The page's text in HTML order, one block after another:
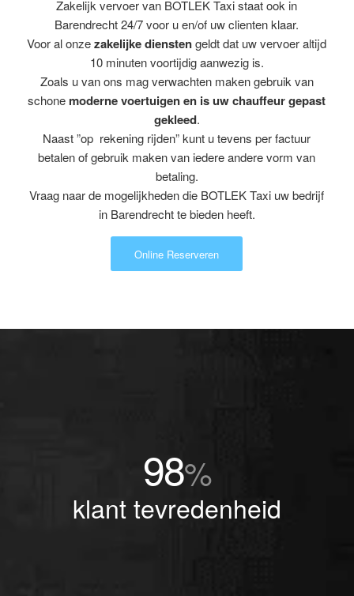
Zakelijk vervoer van BOTLEK Taxi staat ook in
Barendrecht 24/7 voor u en/of uw clienten klaar.
Voor al onzezakelijke dienstengeldt dat uw vervoer altijd
10 minuten voortijdig aanwezig is.
Zoals u van ons mag verwachten maken gebruik van
schone moderne voertuigen en is uw chauffeur gepast
gekleed.
Naast ”op rekening rijden” kunt u tevens per factuur
betalen of gebruik maken van iedere andere vorm van
betaling.
Vraag naar de mogelijkheden die BOTLEK Taxi uw bedrijf
in Barendrecht te bieden heeft.
Online Reserveren
98%
klant tevredenheid